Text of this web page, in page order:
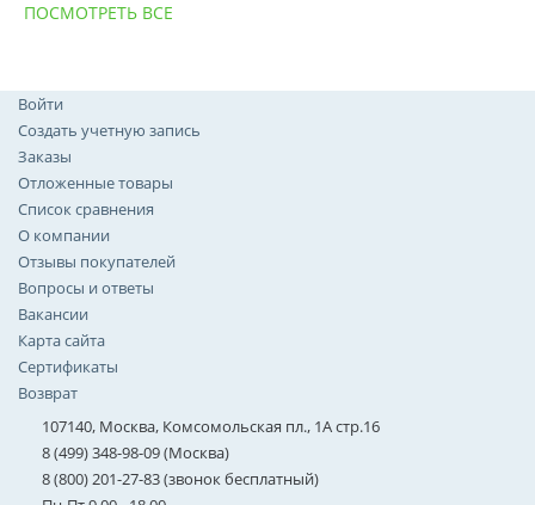
ПОСМОТРЕТЬ ВСЕ
Войти
Создать учетную запись
Заказы
Отложенные товары
Список сравнения
О компании
Отзывы покупателей
Вопросы и ответы
Вакансии
Карта сайта
Сертификаты
Возврат
107140, Москва, Комсомольская пл., 1А стр.16
8 (499) 348-98-09 (Москва)
8 (800) 201-27-83 (звонок бесплатный)